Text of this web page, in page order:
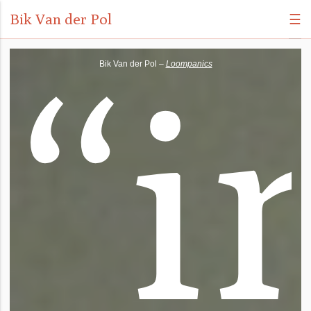
Bik Van der Pol ☰
Bik Van der Pol – Loompanics
“i